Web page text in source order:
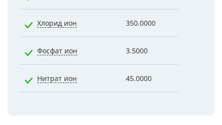
Хлорид ион 350.0000
Фосфат ион 3.5000
Нитрат ион 45.0000